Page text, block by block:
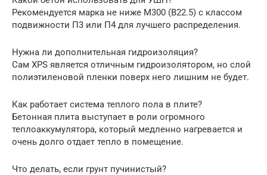
Рекомендуется марка не ниже М300 (В22.5) с классом
подвижности П3 или П4 для лучшего распределения.
Нужна ли дополнительная гидроизоляция?
Сам XPS является отличным гидроизолятором, но слой
полиэтиленовой пленки поверх него лишним не будет.
Как работает система теплого пола в плите?
Бетонная плита выступает в роли огромного
теплоаккумулятора, который медленно нагревается и
очень долго отдает тепло в помещение.
Что делать, если грунт пучинистый?